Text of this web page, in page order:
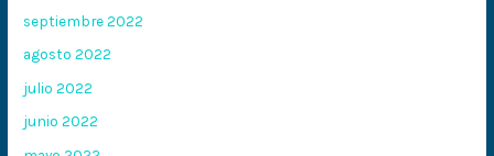
septiembre 2022
agosto 2022
julio 2022
junio 2022